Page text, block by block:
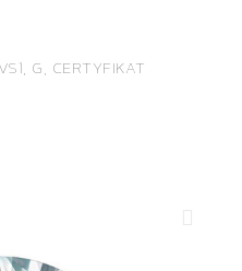
G, CERTYFIKAT